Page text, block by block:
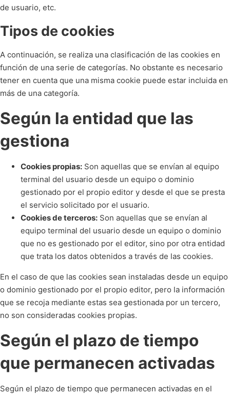
de usuario, etc.
Tipos de cookies
A continuación, se realiza una clasificación de las cookies en
función de una serie de categorías. No obstante es necesario
tener en cuenta que una misma cookie puede estar incluida en
más de una categoría.
Según la entidad que las
gestiona
Cookies propias: Son aquellas que se envían al equipo
terminal del usuario desde un equipo o dominio
gestionado por el propio editor y desde el que se presta
el servicio solicitado por el usuario.
Cookies de terceros: Son aquellas que se envían al
equipo terminal del usuario desde un equipo o dominio
que no es gestionado por el editor, sino por otra entidad
que trata los datos obtenidos a través de las cookies.
En el caso de que las cookies sean instaladas desde un equipo
o dominio gestionado por el propio editor, pero la información
que se recoja mediante estas sea gestionada por un tercero,
no son consideradas cookies propias.
Según el plazo de tiempo
que permanecen activadas
Según el plazo de tiempo que permanecen activadas en el